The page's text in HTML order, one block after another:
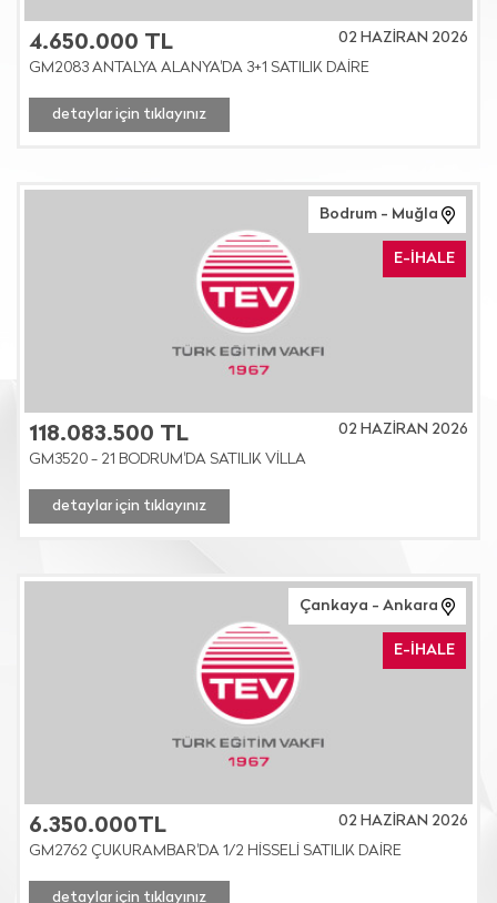
4.650.000 TL
02 HAZİRAN 2026
GM2083 ANTALYA ALANYA'DA 3+1 SATILIK DAİRE
detaylar için tıklayınız
Bodrum - Muğla
E-İHALE
118.083.500 TL
02 HAZİRAN 2026
GM3520 - 21 BODRUM'DA SATILIK VİLLA
detaylar için tıklayınız
Çankaya - Ankara
E-İHALE
6.350.000TL
02 HAZİRAN 2026
GM2762 ÇUKURAMBAR'DA 1/2 HİSSELİ SATILIK DAİRE
detaylar için tıklayınız